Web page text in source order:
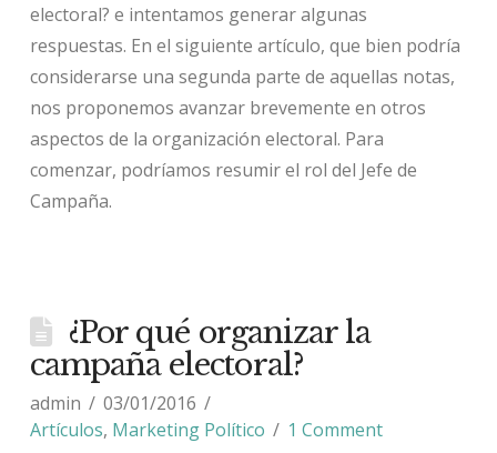
electoral? e intentamos generar algunas
respuestas. En el siguiente artículo, que bien podría
considerarse una segunda parte de aquellas notas,
nos proponemos avanzar brevemente en otros
aspectos de la organización electoral. Para
comenzar, podríamos resumir el rol del Jefe de
Campaña.
¿Por qué organizar la
campaña electoral?
admin
03/01/2016
Artículos, Marketing Político 1 Comment